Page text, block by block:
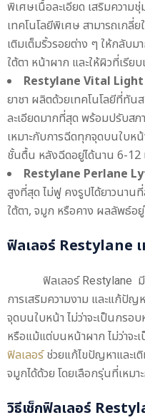
พิเศษเนื้อละเอียด เสริมความ
เทคโนโลยีพิเศษ สามารถเกลี่
เติมเต็มริ้วรอยต่าง ๆ ให้กลับม
ใต้ตา หน้าผาก และให้ผิวที่เรีย
Restylane Vital Light
ยาชา ผลิตด้วยเทคโนโลยีที่ทัน
ละเอียดมากที่สุด พร้อมปรับส
เหมาะกับการฉีดทุกจุดบนใบหน้
ชั้นตื้น หลังฉีดอยู่ได้นาน 6-12
Restylane Perlane
สูงที่สุด ไม่ฟู คงรูปได้ยาวนาน
ใต้ตา, จมูก หรือคาง ผลลัพธ์อ
ฟิลเลอร์ Restylane
ฟิลเลอร์ Restylane
การเสริมความงาม และแก้ปัญ
จุดบนใบหน้า ไม่ว่าจะเป็นกรอ
หรือแม้แต่บนหน้าผาก ไม่ว่าจะ
ฟิลเลอร์ช่วยแก้ไขปัญหาและเ
จมูกได้ด้วย โดยเลือกรุ่นที่เหม
วิธีเช็กฟิลเลอร์